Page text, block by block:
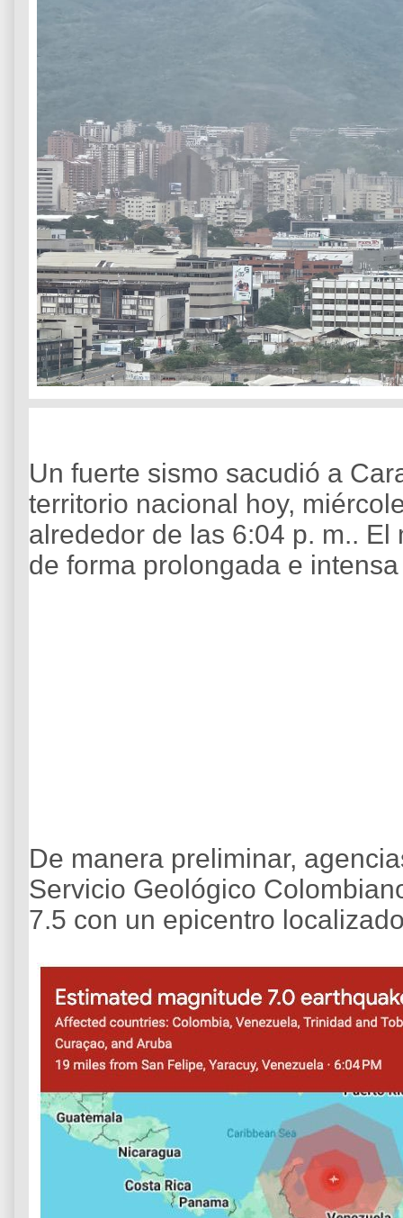
Un fuerte sismo sacudió a
territorio nacional hoy,
alrededor de las 6:04 p. m..
de forma prolongada e
De manera preliminar,
Servicio Geológico
7.5 con un epicentro